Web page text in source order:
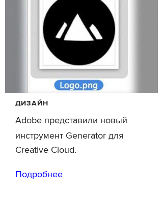
ДИЗАЙН
Adobe представили новый
инструмент Generator для
Creative Cloud.
Подробнее